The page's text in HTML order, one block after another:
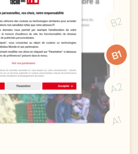
B2
B1
A2
A1